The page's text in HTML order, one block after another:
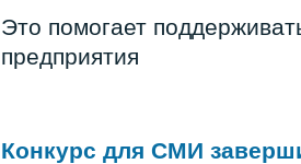
Это помогает
предприятия
Конкурс для СМИ